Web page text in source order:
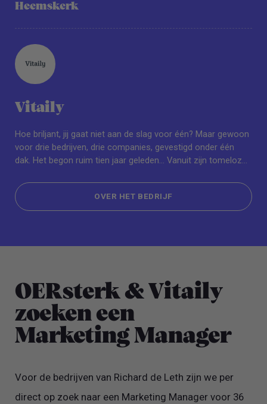
Heemskerk
Vitaily
Hoe briljant, jij gaat niet aan de slag voor één? Maar gewoon
voor drie bedrijven, drie companies, gevestigd onder één
dak. Het begon ruim tien jaar geleden... Vanuit zijn tomeloze
Richard de Leth zijn bedrijf OERsterk. Met als missie om
mensen een beter leven te geven met behulp van de juiste
tools en begeleiding in de vorm boeken, online trainingen,
OVER HET BEDRIJF
OERsterk & Vitaily
zoeken een
Marketing Manager
Voor de bedrijven van Richard de Leth zijn we per
direct op zoek naar een Marketing Manager voor 36